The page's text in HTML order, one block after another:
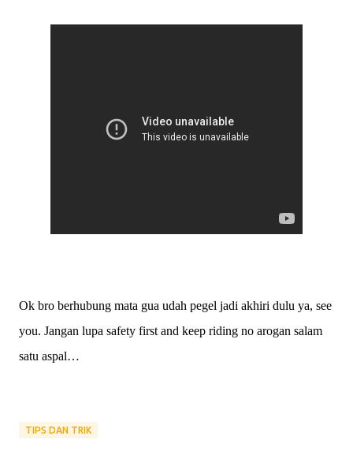
Ok bro berhubung mata gua udah pegel jadi akhiri dulu ya, see
you. Jangan lupa safety first and keep riding no arogan salam
satu aspal…
TIPS DAN TRIK